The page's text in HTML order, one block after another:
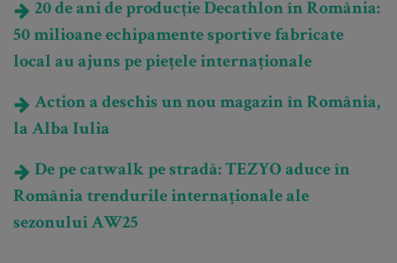
20 de ani de producție Decathlon în România:
50 milioane echipamente sportive fabricate
local au ajuns pe piețele internaționale
Action a deschis un nou magazin în România,
la Alba Iulia
De pe catwalk pe stradă: TEZYO aduce în
România trendurile internaționale ale
sezonului AW25